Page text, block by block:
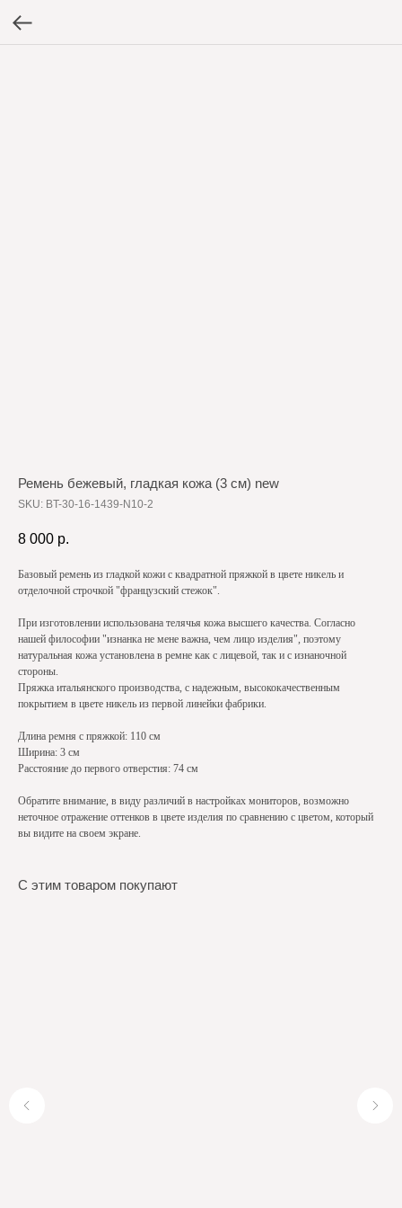
Ремень бежевый, гладкая кожа (3 см) new
SKU: BT-30-16-1439-N10-2
8 000 р.
Базовый ремень из гладкой кожи с квадратной пряжкой в цвете никель и
отделочной строчкой "французский стежок".
При изготовлении использована телячья кожа высшего качества. Согласно
нашей философии "изнанка не мене важна, чем лицо изделия", поэтому
натуральная кожа установлена в ремне как с лицевой, так и с изнаночной
стороны.
Пряжка итальянского производства, с надежным, высококачественным
покрытием в цвете никель из первой линейки фабрики.
Длина ремня с пряжкой: 110 см
Ширина: 3 см
Расстояние до первого отверстия: 74 см
Обратите внимание, в виду различий в настройках мониторов, возможно
неточное отражение оттенков в цвете изделия по сравнению с цветом, который
вы видите на своем экране.
С этим товаром покупают